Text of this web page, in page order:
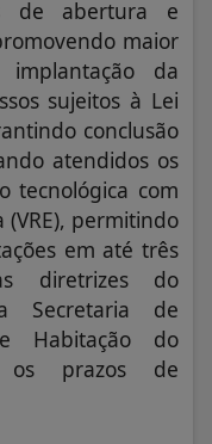
de abertura e
maior
implantação da
sujeitos à Lei
conclusão
atendidos os
tecnológica com
(VRE), permitindo
em até três
diretrizes do
Secretaria de
Habitação do
prazos de